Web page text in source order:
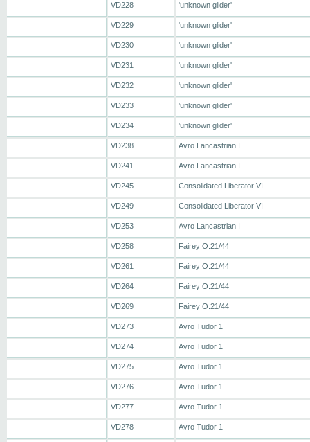
VD228 'unknown glider'
VD229 'unknown glider'
VD230 'unknown glider'
VD231 'unknown glider'
VD232 'unknown glider'
VD233 'unknown glider'
VD234 'unknown glider'
VD238 Avro Lancastrian I
VD241 Avro Lancastrian I
VD245 Consolidated Liberator VI
VD249 Consolidated Liberator VI
VD253 Avro Lancastrian I
VD258 Fairey O.21/44
VD261 Fairey O.21/44
VD264 Fairey O.21/44
VD269 Fairey O.21/44
VD273 Avro Tudor 1
VD274 Avro Tudor 1
VD275 Avro Tudor 1
VD276 Avro Tudor 1
VD277 Avro Tudor 1
VD278 Avro Tudor 1